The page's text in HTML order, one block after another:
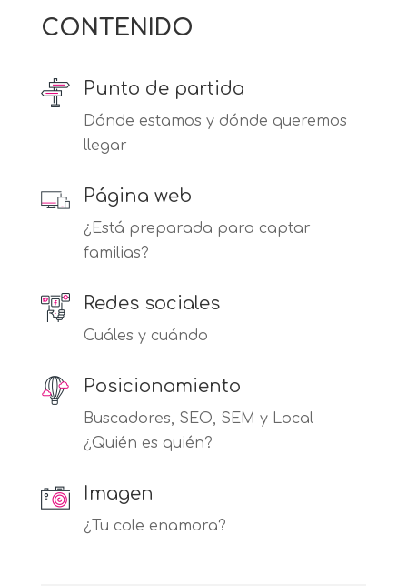
CONTENIDO
Punto de partida
Dónde estamos y dónde queremos
llegar
Página web
¿Está preparada para captar
familias?
Redes sociales
Cuáles y cuándo
Posicionamiento
Buscadores, SEO, SEM y Local
¿Quién es quién?
Imagen
¿Tu cole enamora?